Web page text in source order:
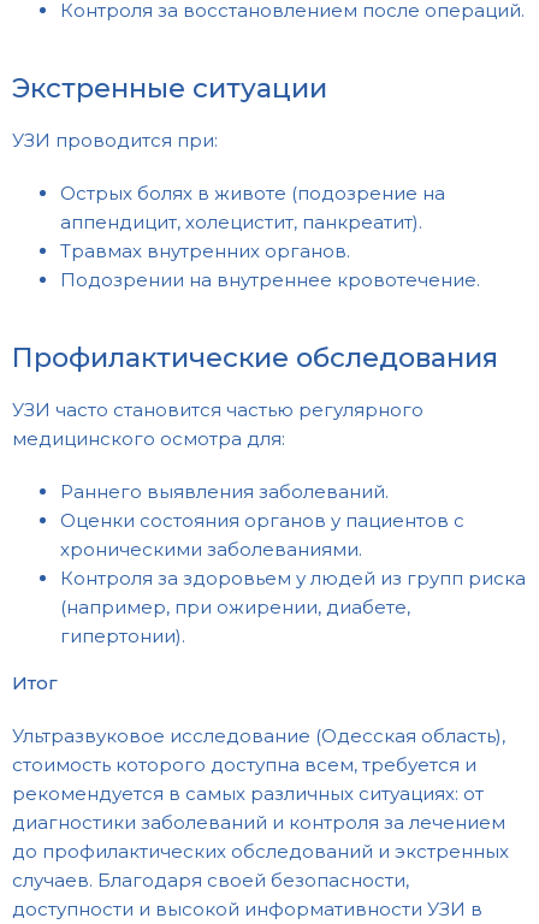
Контроля за восстановлением после операций.
Экстренные ситуации
УЗИ проводится при:
Острых болях в животе (подозрение на
аппендицит, холецистит, панкреатит).
Травмах внутренних органов.
Подозрении на внутреннее кровотечение.
Профилактические обследования
УЗИ часто становится частью регулярного
медицинского осмотра для:
Раннего выявления заболеваний.
Оценки состояния органов у пациентов с
хроническими заболеваниями.
Контроля за здоровьем у людей из групп риска
(например, при ожирении, диабете,
гипертонии).
Итог
Ультразвуковое исследование (Одесская область),
стоимость которого доступна всем, требуется и
рекомендуется в самых различных ситуациях: от
диагностики заболеваний и контроля за лечением
до профилактических обследований и экстренных
случаев. Благодаря своей безопасности,
доступности и высокой информативности УЗИ в